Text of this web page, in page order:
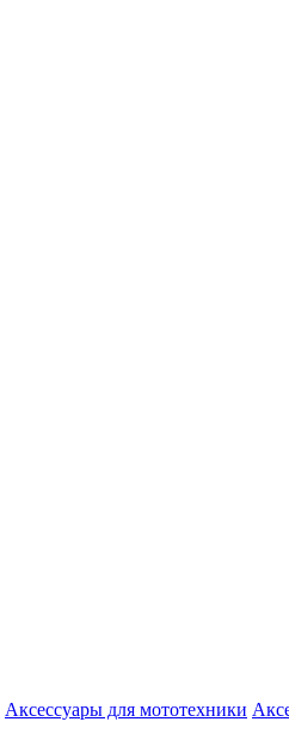
Аксессуары для мототехники